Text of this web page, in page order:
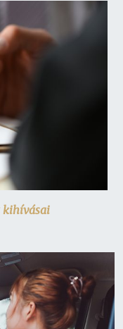
kihívásai